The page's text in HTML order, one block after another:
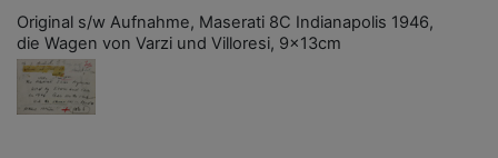
Original s/w Aufnahme, Maserati 8C Indianapolis 1946,
die Wagen von Varzi und Villoresi, 9x13cm